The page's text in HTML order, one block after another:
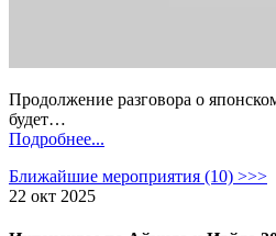
Продолжение разговора о
будет…
Подробнее...
Ближайшие мероприятия (10) >>>
22 окт 2025